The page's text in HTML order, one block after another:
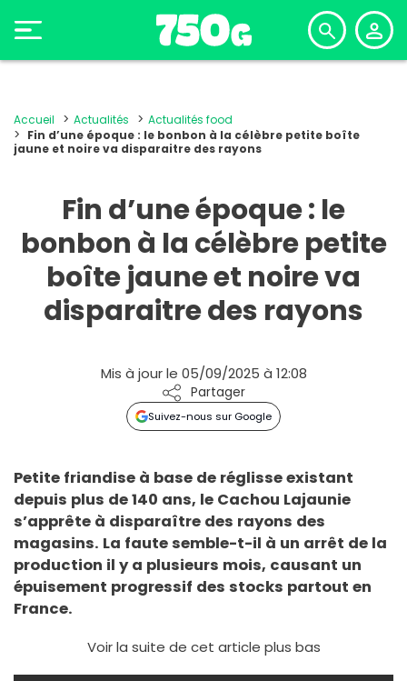
Accueil Actualités
Actualités food
Fin d’une époque : le bonbon à la célèbre petite boîte
jaune et noire va disparaitre des rayons
Fin d’une époque : le
bonbon à la célèbre petite
boîte jaune et noire va
disparaitre des rayons
Mis à jour le 05/09/2025 à 12:08
Partager
Suivez-nous sur Google
Petite friandise à base de réglisse existant
depuis plus de 140 ans, le Cachou Lajaunie
s’apprête à disparaître des rayons des
magasins. La faute semble-t-il à un arrêt de la
production il y a plusieurs mois, causant un
épuisement progressif des stocks partout en
France.
Voir la suite de cet article plus bas